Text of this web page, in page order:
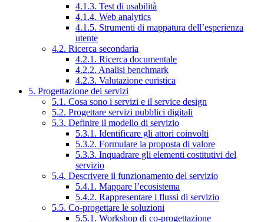
4.1.3. Test di usabilità
4.1.4. Web analytics
4.1.5. Strumenti di mappatura dell’esperienza
utente
4.2. Ricerca secondaria
4.2.1. Ricerca documentale
4.2.2. Analisi benchmark
4.2.3. Valutazione euristica
5. Progettazione dei servizi
5.1. Cosa sono i servizi e il service design
5.2. Progettare servizi pubblici digitali
5.3. Definire il modello di servizio
5.3.1. Identificare gli attori coinvolti
5.3.2. Formulare la proposta di valore
5.3.3. Inquadrare gli elementi costitutivi del
servizio
5.4. Descrivere il funzionamento del servizio
5.4.1. Mappare l’ecosistema
5.4.2. Rappresentare i flussi di servizio
5.5. Co-progettare le soluzioni
5.5.1. Workshop di co-progettazione